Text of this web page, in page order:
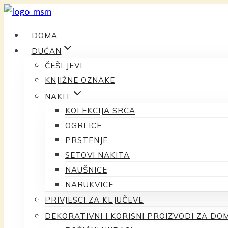
Preskoči
sadržajDOMA
DUĆAN
ČEŠLJEVI
KNJIŽNE OZNAKE
NAKIT
KOLEKCIJA SRCA
OGRLICE
PRSTENJE
SETOVI NAKITA
NAUŠNICE
NARUKVICE
PRIVJESCI ZA KLJUČEVE
DEKORATIVNI I KORISNI PROIZVODI ZA